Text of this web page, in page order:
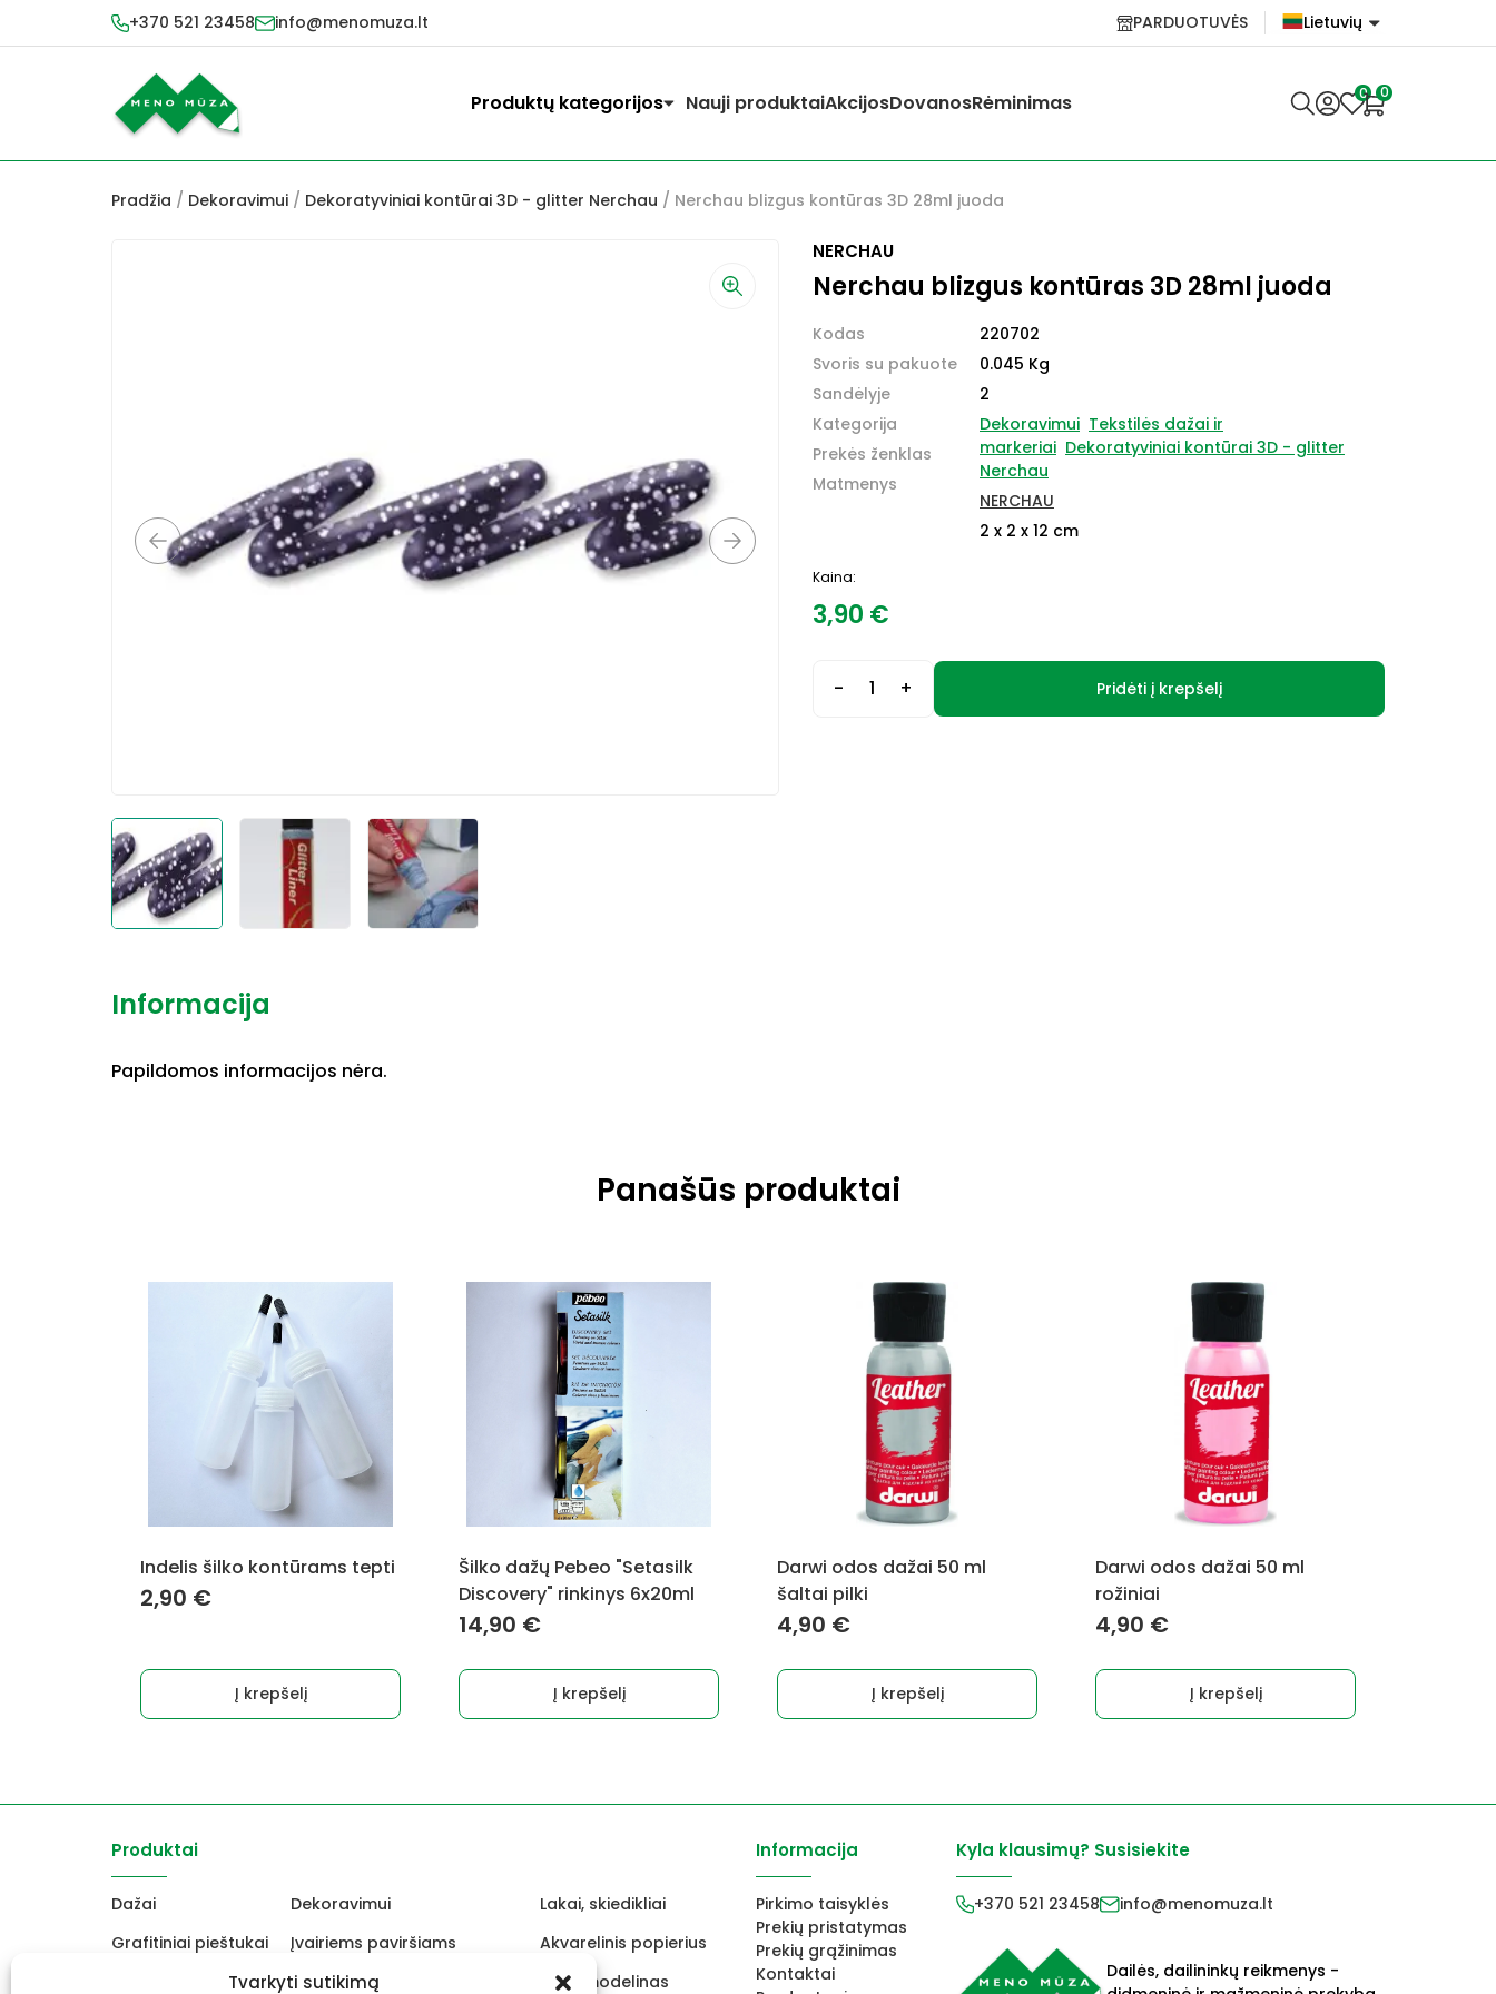
Tvarkyti sutikimą
+370 521 23458 info@menomuza.lt PARDUOTUVĖS
Lietuvių
Lietuvių
Produktų kategorijos Nauji produktaiAkcijosDovanosRėminimas 0 0
Pradžia / Dekoravimui / Dekoratyviniai kontūrai 3D - glitter Nerchau / Nerchau blizgus kontūras 3D 28ml juoda
NERCHAU
Nerchau blizgus kontūras 3D 28ml juoda
Kodas
Svoris su pakuote
Sandėlyje
Kategorija
Prekės ženklas
Matmenys
220702
0.045 Kg
2
Dekoravimui Tekstilės dažai ir
markeriai Dekoratyviniai kontūrai 3D - glitter
Nerchau
NERCHAU
2 x 2 x 12 cm
Kaina:
3,90 €
- + Pridėti į krepšelį
Informacija
Papildomos informacijos nėra.
Panašūs produktai
Indelis šilko kontūrams tepti
2,90 €
Į krepšelį
Šilko dažų Pebeo "Setasilk
Discovery" rinkinys 6x20ml
14,90 €
Į krepšelį
Darwi odos dažai 50 ml
šaltai pilki
4,90 €
Į krepšelį
Darwi odos dažai 50 ml
rožiniai
4,90 €
Į krepšelį
Produktai
Dažai Dekoravimui
Lakai, skiedikliai
Grafitiniai pieštukai
Įvairiems paviršiams
Akvarelinis popierius
Keramikams ir skulptoriams FIMO modelinas
Informacija
Pirkimo taisyklės
Prekių pristatymas
Prekių grąžinimas
Kontaktai
Kyla klausimų? Susisiekite
+370 521 23458 info@menomuza.lt
Dailės, dailininkų reikmenys -